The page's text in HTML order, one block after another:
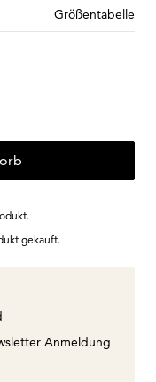
Größentabelle
gekauft.
Anmeldung